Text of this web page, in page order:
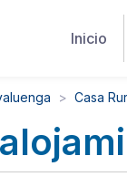
Inicio
Casa